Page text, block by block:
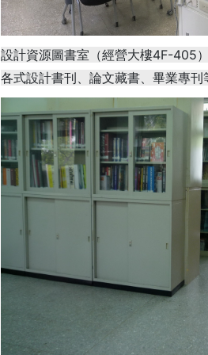
設計資源圖書室（經營大樓4F-405
各式設計書刊、論文藏書、畢業專刊